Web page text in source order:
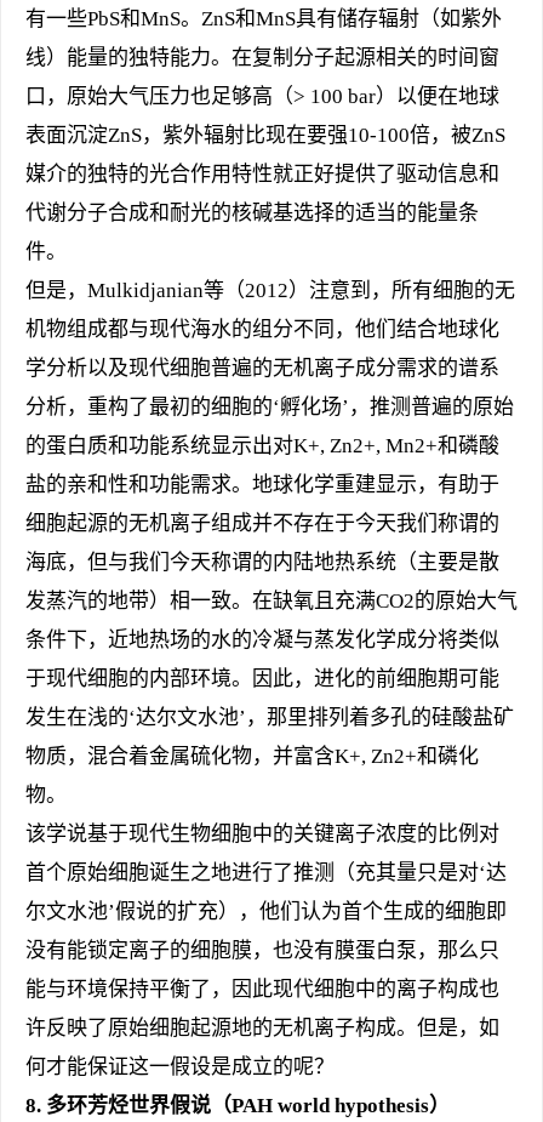
有一些PbS和MnS。ZnS和MnS具有储存辐射（如紫外
线）能量的独特能力。在复制分子起源相关的时间窗
口，原始大气压力也足够高（> 100 bar）以便在地球
表面沉淀ZnS，紫外辐射比现在要强10-100倍，被ZnS
媒介的独特的光合作用特性就正好提供了驱动信息和
代谢分子合成和耐光的核碱基选择的适当的能量条
件。
但是，Mulkidjanian等（2012）注意到，所有细胞的无
机物组成都与现代海水的组分不同，他们结合地球化
学分析以及现代细胞普遍的无机离子成分需求的谱系
分析，重构了最初的细胞的‘孵化场’，推测普遍的原始
的蛋白质和功能系统显示出对K+, Zn2+, Mn2+和磷酸
盐的亲和性和功能需求。地球化学重建显示，有助于
细胞起源的无机离子组成并不存在于今天我们称谓的
海底，但与我们今天称谓的内陆地热系统（主要是散
发蒸汽的地带）相一致。在缺氧且充满CO2的原始大气
条件下，近地热场的水的冷凝与蒸发化学成分将类似
于现代细胞的内部环境。因此，进化的前细胞期可能
发生在浅的‘达尔文水池’，那里排列着多孔的硅酸盐矿
物质，混合着金属硫化物，并富含K+, Zn2+和磷化
物。
该学说基于现代生物细胞中的关键离子浓度的比例对
首个原始细胞诞生之地进行了推测（充其量只是对‘达
尔文水池’假说的扩充），他们认为首个生成的细胞即
没有能锁定离子的细胞膜，也没有膜蛋白泵，那么只
能与环境保持平衡了，因此现代细胞中的离子构成也
许反映了原始细胞起源地的无机离子构成。但是，如
何才能保证这一假设是成立的呢？
8. 多环芳烃世界假说（PAH world hypothesis）